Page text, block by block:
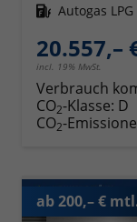
Kraftstoff Autogas LPG
20.557,–
incl. 19% MwSt.
Verbrauch
CO2-Klasse: D
CO2-
ab 200,– €